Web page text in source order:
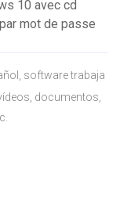
10 avec cd
mot de passe
software trabaja
documentos,